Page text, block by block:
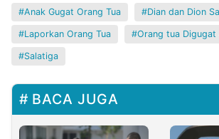
Anak Gugat Orang Tua Dian dan Dion
Laporkan Orang Tua Orang tua Digugat
Salatiga
BACA JUGA